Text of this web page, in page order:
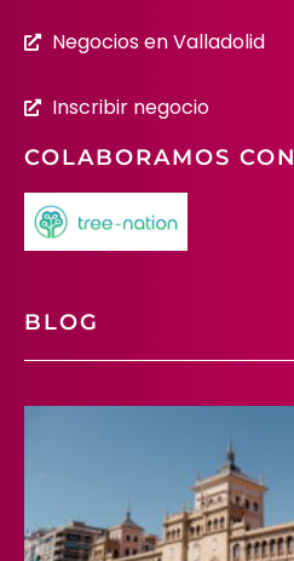
Negocios en Valladolid
Inscribir negocio
COLABORAMOS CON
BLOG